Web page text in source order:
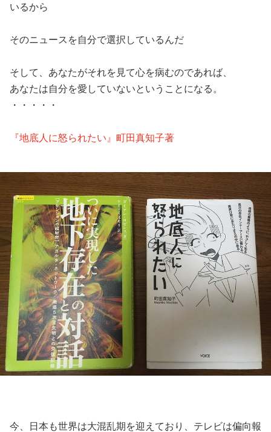
いるから
そのニュースを自分で選択しているんだ
そして、あなたがそれを見て心を病むのであれば、
あなたは自分を愛していないということになる。
・・・・・
『地底人に怒られたい』町田真知子著
今、日本も世界は大混乱期を迎えており、テレビは偏向報